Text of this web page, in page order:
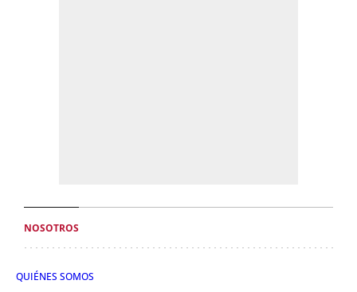
NOSOTROS
QUIÉNES SOMOS